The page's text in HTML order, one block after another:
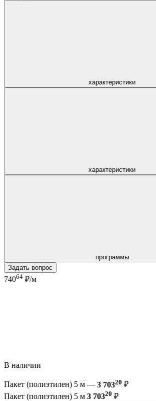
характеристики
характеристики
программы
Задать вопрос
74064 ₽/м
В наличии
Пакет (полиэтилен) 5 м — 3 70320 ₽
Пакет (полиэтилен) 5 м 3 70320 ₽